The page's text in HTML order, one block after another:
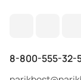
8-800-555-32-